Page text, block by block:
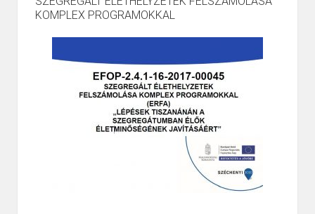
KOMPLEX PROGRAMOKKAL